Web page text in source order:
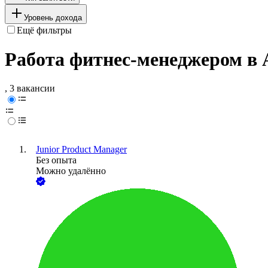
Уровень дохода
Ещё фильтры
Работа фитнес-менеджером в
, 3 вакансии
Junior Product Manager
Без опыта
Можно удалённо